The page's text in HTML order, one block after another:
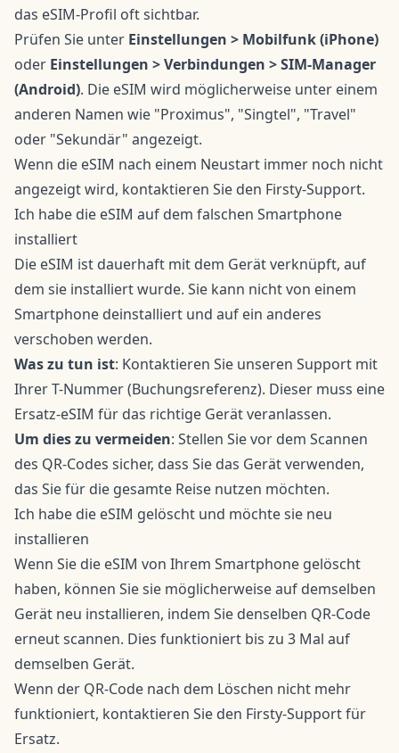
das eSIM-Profil oft sichtbar.
Prüfen Sie unter Einstellungen > Mobilfunk (iPhone)
oder Einstellungen > Verbindungen > SIM-Manager
(Android). Die eSIM wird möglicherweise unter einem
anderen Namen wie "Proximus", "Singtel", "Travel"
oder "Sekundär" angezeigt.
Wenn die eSIM nach einem Neustart immer noch nicht
angezeigt wird, kontaktieren Sie den Firsty-Support.
Ich habe die eSIM auf dem falschen Smartphone
installiert
Die eSIM ist dauerhaft mit dem Gerät verknüpft, auf
dem sie installiert wurde. Sie kann nicht von einem
Smartphone deinstalliert und auf ein anderes
verschoben werden.
Was zu tun ist: Kontaktieren Sie unseren Support mit
Ihrer T-Nummer (Buchungsreferenz). Dieser muss eine
Ersatz-eSIM für das richtige Gerät veranlassen.
Um dies zu vermeiden: Stellen Sie vor dem Scannen
des QR-Codes sicher, dass Sie das Gerät verwenden,
das Sie für die gesamte Reise nutzen möchten.
Ich habe die eSIM gelöscht und möchte sie neu
installieren
Wenn Sie die eSIM von Ihrem Smartphone gelöscht
haben, können Sie sie möglicherweise auf demselben
Gerät neu installieren, indem Sie denselben QR-Code
erneut scannen. Dies funktioniert bis zu 3 Mal auf
demselben Gerät.
Wenn der QR-Code nach dem Löschen nicht mehr
funktioniert, kontaktieren Sie den Firsty-Support für
Ersatz.